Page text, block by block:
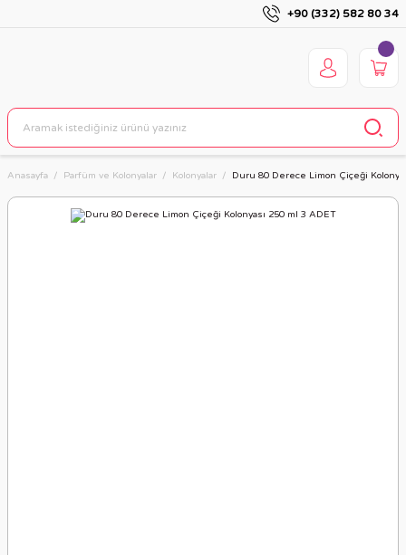
+90 (332) 582 80 34
Anasayfa Parfüm ve Kolonyalar Kolonyalar Duru 80 Derece Limon Çiçeği